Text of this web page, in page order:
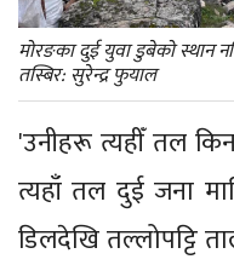
मोरङका दुई युवा डुबेको स्थान
तस्बिर: सुरेन्द्र फुयाल
'उनीहरू त्यहीँ तल
त्यहाँ तल दुई जना
डिलदेखि तल्लोपट्टि